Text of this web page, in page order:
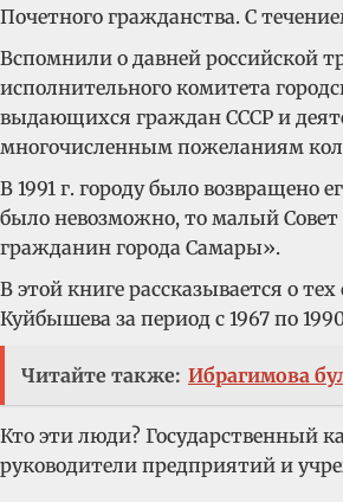
Почетного гражданства. С
Вспомнили о давней российской
исполнительного комитета
выдающихся граждан СССР и
многочисленным пожеланиям
В 1991 г. городу было
было невозможно, то малый Совет
гражданин города Самары».
В этой книге рассказывается о
Куйбышева за период с 1967 по
Читайте также: Ибрагимова
Кто эти люди? Государственный
руководители предприятий и